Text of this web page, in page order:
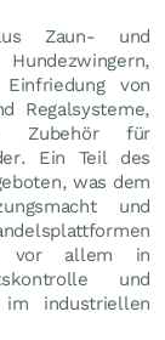
Zaun- und
von
Regalsysteme,
Zubehör für
Ein Teil des
was dem
und
vor allem in
und
industriellen